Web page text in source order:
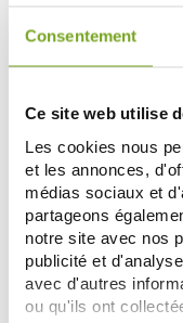
Consentement
Ce site web utilise
Les cookies nous
et les annonces,
médias sociaux et
partageons
notre site avec nos
publicité et
avec d'autres
ou qu'ils ont
DR JART+
DR JART+ CICAPAIR